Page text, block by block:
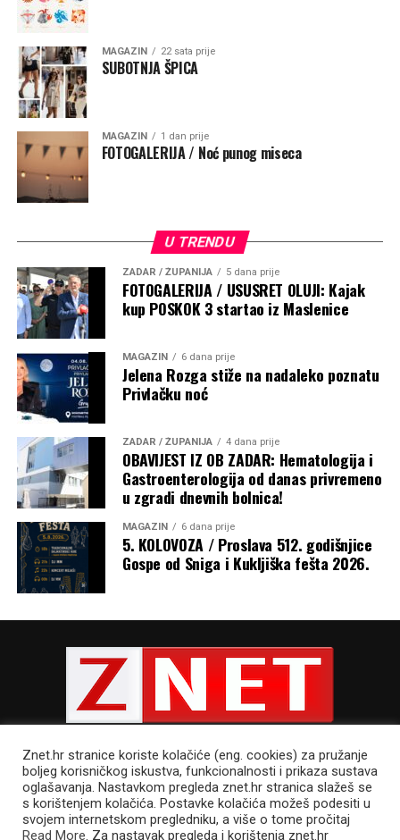
Potaknuo je pomorce i putnike da podignu pogled
prema Majci kada tuda prolaze, prekriže se i barem
kratko zamole da ih čuva na putu života
podsjeća da životno putovanje ne započinjemo sami i da
nijedan povratak nije samo plod naše vještine, nego i
Božje providnosti. Neka taj kip bude svjetionik vjere i
nade, znak da nad nama bdije Majka koja nas upućuje
prema sigurnoj luci – Kristu Spasitelju“, poručio je
nadbiskup.
Razmatrajući navješteno Evanđelje u kojem je na riječi
žene: „Blažena utroba koja te nosila i prsi koje si sisao!“,
Isus odgovorio: „Još blaženiji oni koji slušaju riječ Božju i
čuvaju je!“, nadbiskup je rekao da to otkriva pravu
veličinu Marije. „Marija nije blažena samo jer je rodila
povjerovala joj, prihvatila je i ostala joj vjerna tijekom
cijelog života. Prije nego što je rodila Isusa po tijelu,
začela ga je poslušnošću Božjoj riječi.
MAGAZIN 22 sata prije
SUBOTNJA ŠPICA
MAGAZIN 1 dan prije
FOTOGALERIJA / Noć punog miseca
U TRENDU
ZADAR / ŽUPANIJA 5 dana prije
FOTOGALERIJA / USUSRET OLUJI: Kajak
kup POSKOK 3 startao iz Maslenice
MAGAZIN 6 dana prije
Jelena Rozga stiže na nadaleko poznatu
Privlačku noć
ZADAR / ŽUPANIJA 4 dana prije
OBAVIJEST IZ OB ZADAR: Hematologija i
Gastroenterologija od danas privremeno
u zgradi dnevnih bolnica!
MAGAZIN 6 dana prije
5. KOLOVOZA / Proslava 512. godišnjice
Gospe od Sniga i Kukljiška fešta 2026.
POLITIKA PRIVATNOSTI UVJETI KORIŠTENJA
IMPRESSUM
CJENIK OGLAŠAVANJA
Znet.hr stranice koriste kolačiće (eng. cookies) za pružanje
boljeg korisničkog iskustva, funkcionalnosti i prikaza sustava
oglašavanja. Nastavkom pregleda znet.hr stranica slažeš se
s korištenjem kolačića. Postavke kolačića možeš podesiti u
svojem internetskom pregledniku, a više o tome pročitaj
Read More. Za nastavak pregleda i korištenja znet.hr